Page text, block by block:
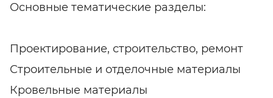
Основные тематические разделы:
Проектирование, строительство, ремонт
Строительные и отделочные материалы
Кровельные материалы